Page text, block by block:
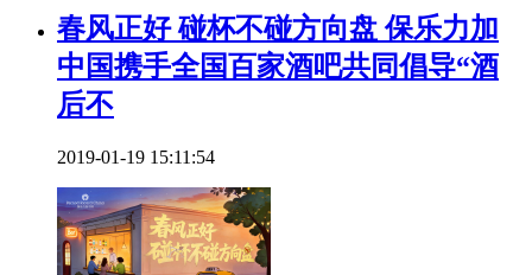
春风正好 碰杯不碰方向盘 保乐力加
中国携手全国百家酒吧共同倡导“酒
后不
2019-01-19 15:11:54